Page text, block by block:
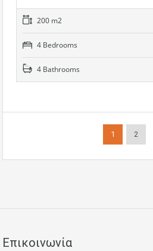
200 m2
4 Bedrooms
4 Bathrooms
1 2
Επικοινωνία